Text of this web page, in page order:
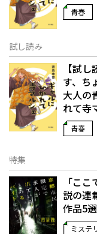
青春
試し読み
【試
す、ち
大人の
れて寺
青春
特集
「こ
説の連
作品5選
ミステ